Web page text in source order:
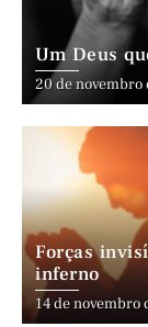
Um Deus
20 de novembro
Forças
inferno
14 de novembro